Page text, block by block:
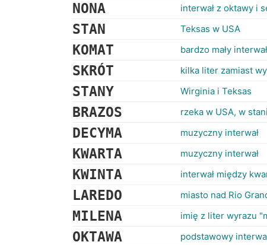
NONA interwał z oktawy i
STAN Teksas w USA
KOMAT bardzo mały
SKRÓT kilka liter zamiast
STANY Wirginia i Teksas
BRAZOS rzeka w USA, w
DECYMA muzyczny interwał
KWARTA muzyczny interwał
KWINTA interwał między
LAREDO miasto nad Rio
MILENA imię z liter wyrazu
OKTAWA podstawowy